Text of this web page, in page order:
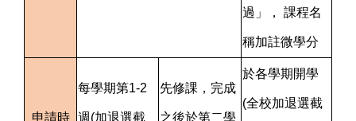
過」， 課程名
稱加註微學分
申請時
每學期第1-2
週(加退選截
先修課，完成
之後於第二學
於各學期開學
(全校加退選截